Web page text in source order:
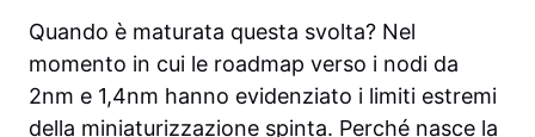
Quando è maturata questa svolta? Nel
momento in cui le roadmap verso i nodi da
2nm e 1,4nm hanno evidenziato i limiti estremi
della miniaturizzazione spinta. Perché nasce la